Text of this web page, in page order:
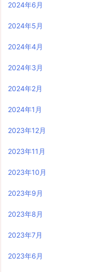
2024年6月
2024年5月
2024年4月
2024年3月
2024年2月
2024年1月
2023年12月
2023年11月
2023年10月
2023年9月
2023年8月
2023年7月
2023年6月